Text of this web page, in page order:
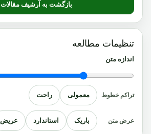
بازگشت به آرشیف مقالات
تنظیمات مطالعه
اندازه متن
تراکم خطوط معمولی راحت
عرض متن باریک استاندارد عریض